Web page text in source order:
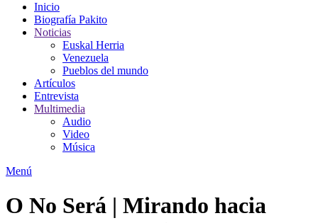
Inicio
Biografía Pakito
Noticias
Euskal Herria
Venezuela
Pueblos del mundo
Artículos
Entrevista
Multimedia
Audio
Video
Música
Menú
O No Será | Mirando hacia